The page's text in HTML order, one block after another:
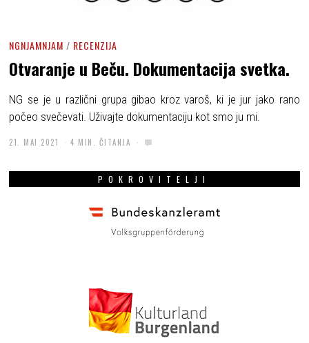
NGNJAMNJAM / RECENZIJA
Otvaranje u Beču. Dokumentacija svetka.
NG se je u različni grupa gibao kroz varoš, ki je jur jako rano
počeo svečevati. Uživajte dokumentaciju kot smo ju mi.
21. MAI 2021 4 MIN. ČITANJA
POKROVITELJI